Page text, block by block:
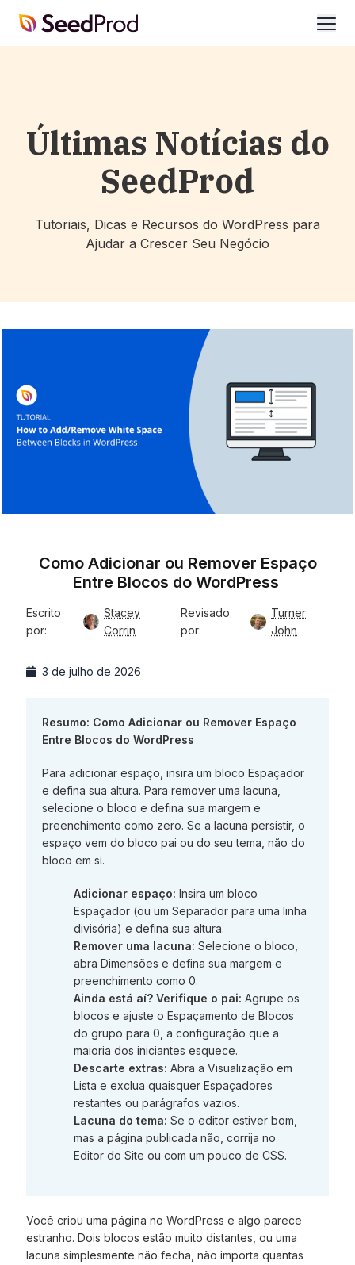
SeedProd
Últimas Notícias do
SeedProd
Tutoriais, Dicas e Recursos do WordPress para
Ajudar a Crescer Seu Negócio
Como Adicionar ou Remover Espaço
Entre Blocos do WordPress
Escrito
por:
Stacey
Corrin
Revisado
por:
Turner
John
3 de julho de 2026
Resumo: Como Adicionar ou Remover Espaço
Entre Blocos do WordPress
Para adicionar espaço, insira um bloco Espaçador
e defina sua altura. Para remover uma lacuna,
selecione o bloco e defina sua margem e
preenchimento como zero. Se a lacuna persistir, o
espaço vem do bloco pai ou do seu tema, não do
bloco em si.
Adicionar espaço: Insira um bloco
Espaçador (ou um Separador para uma linha
divisória) e defina sua altura.
Remover uma lacuna: Selecione o bloco,
abra Dimensões e defina sua margem e
preenchimento como 0.
Ainda está aí? Verifique o pai: Agrupe os
blocos e ajuste o Espaçamento de Blocos
do grupo para 0, a configuração que a
maioria dos iniciantes esquece.
Descarte extras: Abra a Visualização em
Lista e exclua quaisquer Espaçadores
restantes ou parágrafos vazios.
Lacuna do tema: Se o editor estiver bom,
mas a página publicada não, corrija no
Editor do Site ou com um pouco de CSS.
Você criou uma página no WordPress e algo parece
estranho. Dois blocos estão muito distantes, ou uma
lacuna simplesmente não fecha, não importa quantas